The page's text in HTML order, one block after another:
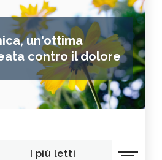
un'ottima
contro il dolore
I più letti